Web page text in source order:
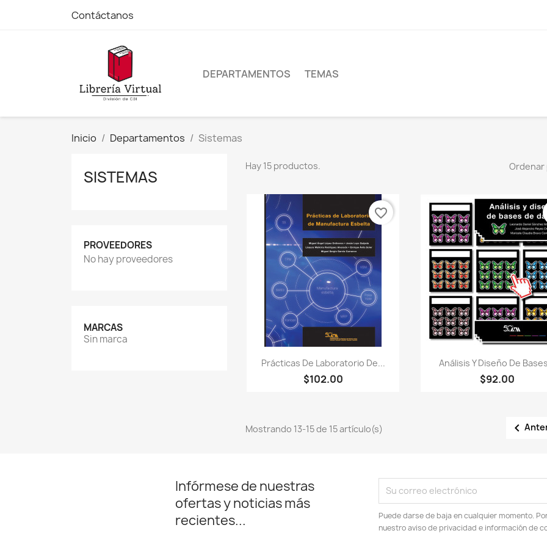
Contáctanos
DEPARTAMENTOS TEMAS
Inicio Departamentos Sistemas
SISTEMAS
PROVEEDORES
No hay proveedores
MARCAS
Sin marca
Hay 15 productos. Ordenar
 Vista rápida
Prácticas De Laboratorio De...
$102.00
favorite_border
Vista rápida
Análisis Y Diseño De
$92.00
Mostrando 13-15 de 15 artículo(s) 
Infórmese de nuestras
ofertas y noticias más
recientes...
Puede darse de baja en cualquier momento.
nuestro aviso de privacidad e información de